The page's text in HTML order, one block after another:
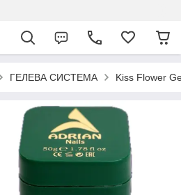
ГЕЛЕВА СИСТЕМА Kiss Flower